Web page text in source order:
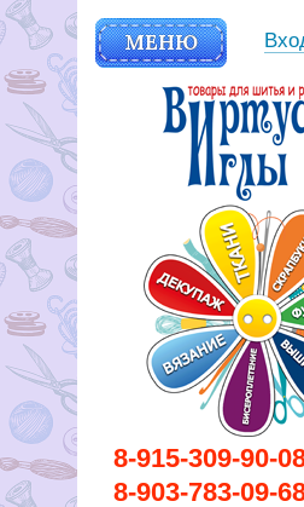
8-915-309-90-
8-903-783-09-
МЕНЮ
Вирутозы иглы.
шитья и рукоделья